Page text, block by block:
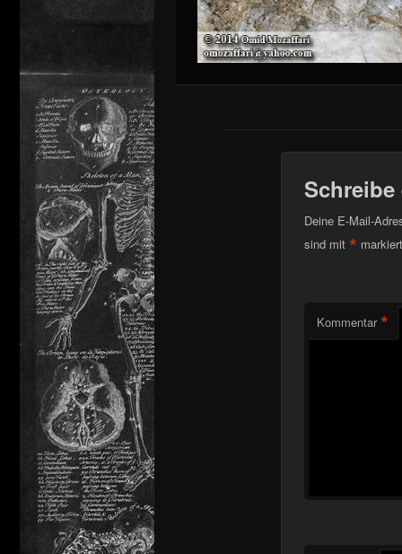
Schreibe
Deine E-Mail-
sind mit * markiert
Kommentar *